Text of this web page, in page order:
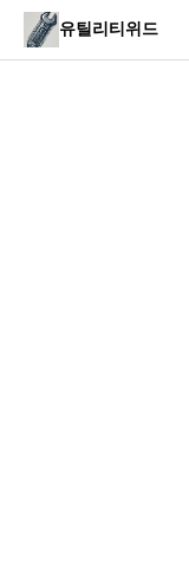
유틸리티위드